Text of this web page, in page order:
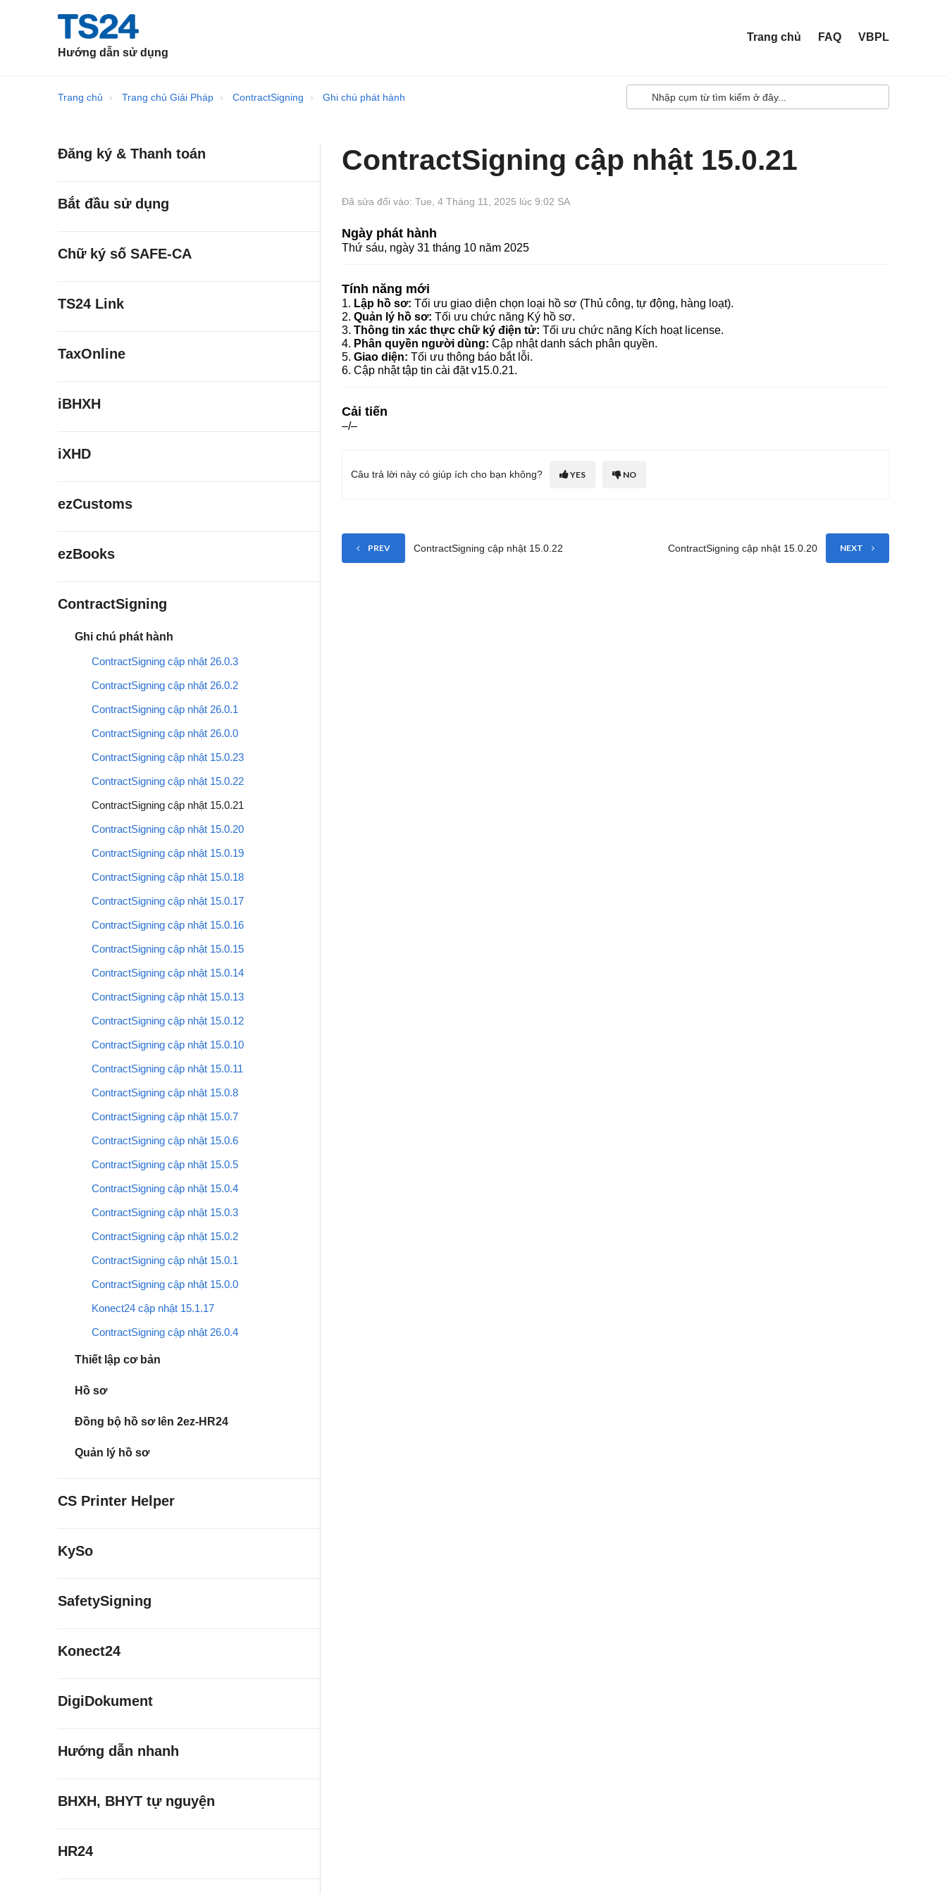
Hướng dẫn sử dụng
Trang chủ FAQ VBPL
Trang chủ Trang chủ Giải Pháp ContractSigning Ghi chú phát hành
Đăng ký & Thanh toán
Bắt đầu sử dụng
Chữ ký số SAFE-CA
TS24 Link
TaxOnline
iBHXH
iXHD
ezCustoms
ezBooks
ContractSigning
Ghi chú phát hành
ContractSigning cập nhật 26.0.3
ContractSigning cập nhật 26.0.2
ContractSigning cập nhật 26.0.1
ContractSigning cập nhật 26.0.0
ContractSigning cập nhật 15.0.23
ContractSigning cập nhật 15.0.22
ContractSigning cập nhật 15.0.21
ContractSigning cập nhật 15.0.20
ContractSigning cập nhật 15.0.19
ContractSigning cập nhật 15.0.18
ContractSigning cập nhật 15.0.17
ContractSigning cập nhật 15.0.16
ContractSigning cập nhật 15.0.15
ContractSigning cập nhật 15.0.14
ContractSigning cập nhật 15.0.13
ContractSigning cập nhật 15.0.12
ContractSigning cập nhật 15.0.10
ContractSigning cập nhật 15.0.11
ContractSigning cập nhật 15.0.8
ContractSigning cập nhật 15.0.7
ContractSigning cập nhật 15.0.6
ContractSigning cập nhật 15.0.5
ContractSigning cập nhật 15.0.4
ContractSigning cập nhật 15.0.3
ContractSigning cập nhật 15.0.2
ContractSigning cập nhật 15.0.1
ContractSigning cập nhật 15.0.0
Konect24 cập nhật 15.1.17
ContractSigning cập nhật 26.0.4
Thiết lập cơ bản
Hồ sơ
Đồng bộ hồ sơ lên 2ez-HR24
Quản lý hồ sơ
CS Printer Helper
KySo
SafetySigning
Konect24
DigiDokument
Hướng dẫn nhanh
BHXH, BHYT tự nguyện
HR24
ContractSigning cập nhật 15.0.21
Đã sửa đổi vào: Tue, 4 Tháng 11, 2025 lúc 9:02 SA
Ngày phát hành
Thứ sáu, ngày 31 tháng 10 năm 2025
Tính năng mới
1. Lập hồ sơ: Tối ưu giao diện chọn loại hồ sơ (Thủ công, tự động, hàng loạt).
2.Quản lý hồ sơ: Tối ưu chức năng Ký hồ sơ.
3.Thông tin xác thực chữ ký điện tử: Tối ưu chức năng Kích hoạt license.
4. Phân quyền người dùng: Cập nhật danh sách phân quyền.
5.Giao diện: Tối ưu thông báo bắt lỗi.
6. Cập nhật tập tin cài đặt v15.0.21.
Cải tiến
–/–
Câu trả lời này có giúp ích cho bạn không? YES NO
PREV ContractSigning cập nhật 15.0.22 ContractSigning cập nhật 15.0.20 NEXT